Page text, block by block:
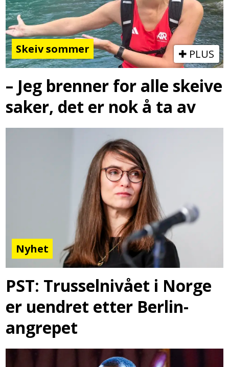
Skeiv sommer PLUS
– Jeg brenner for alle skeive
saker, det er nok å ta av
Nyhet
PST: Trusselnivået i Norge
er uendret etter Berlin-
angrepet